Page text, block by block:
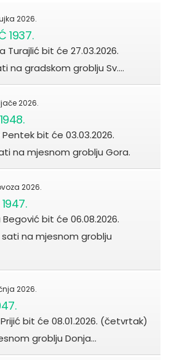
2026.
1937.
Turajlić bit će 27.03.2026.
na gradskom groblju Sv.…
2026.
bit će 03.03.2026.
na mjesnom groblju Gora.
2026.
bit će 06.08.2026.
na mjesnom groblju
2026.
bit će 08.01.2026. (četvrtak)
groblju Donja…